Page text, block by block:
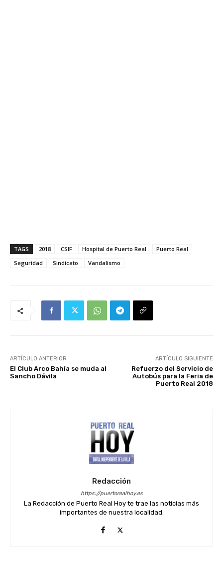
TAGS 2018 CSIF Hospital de Puerto Real
Puerto Real
Seguridad
Sindicato Vandalismo
ARTÍCULO ANTERIOR
El Club Arco Bahía se muda al
Sancho Dávila
ARTÍCULO SIGUIENTE
Refuerzo del Servicio de
Autobús para la Feria de
Puerto Real 2018
Redacción
https://puertorealhoy.es
La Redacción de Puerto Real Hoy te trae las noticias más
importantes de nuestra localidad.